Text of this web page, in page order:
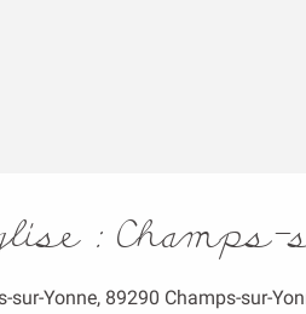
:
Yonne, 89290 Champs-sur-